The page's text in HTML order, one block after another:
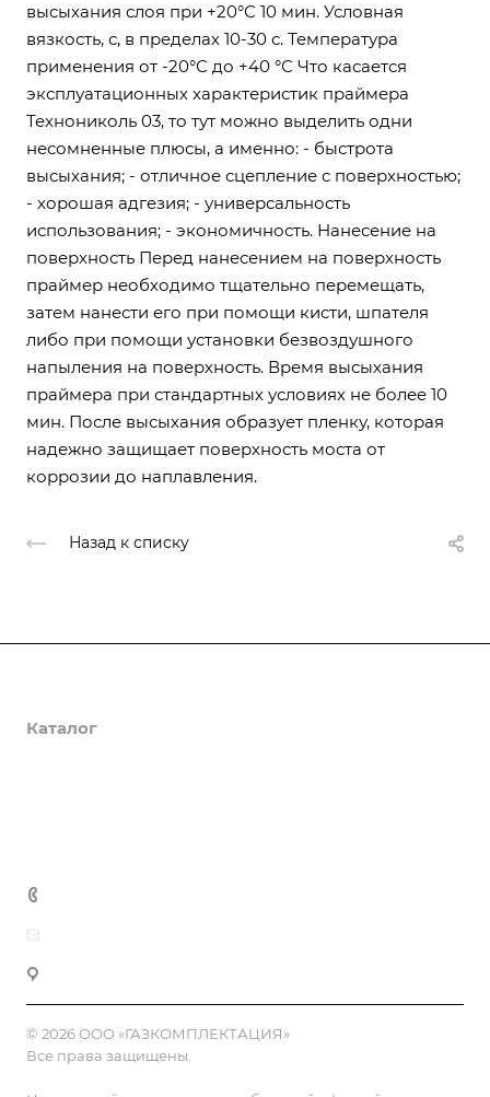
высыхания слоя при +20°С 10 мин. Условная
вязкость, с, в пределах 10-30 с. Температура
применения от -20°С до +40 °С Что касается
эксплуатационных характеристик праймера
Технониколь 03, то тут можно выделить одни
несомненные плюсы, а именно: - быстрота
высыхания; - отличное сцепление с поверхностью;
- хорошая адгезия; - универсальность
использования; - экономичность. Нанесение на
поверхность Перед нанесением на поверхность
праймер необходимо тщательно перемещать,
затем нанести его при помощи кисти, шпателя
либо при помощи установки безвоздушного
напыления на поверхность. Время высыхания
праймера при стандартных условиях не более 10
мин. После высыхания образует пленку, которая
надежно защищает поверхность моста от
коррозии до наплавления.
Назад к списку
Каталог
© 2026 ООО «ГАЗКОМПЛЕКТАЦИЯ»
Все права защищены.